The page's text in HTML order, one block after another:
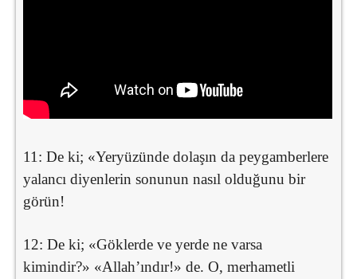
11: De ki; «Yeryüzünde dolaşın da peygamberlere
yalancı diyenlerin sonunun nasıl olduğunu bir
görün!
12: De ki; «Göklerde ve yerde ne varsa
kimindir?» «Allah’ındır!» de. O, merhametli